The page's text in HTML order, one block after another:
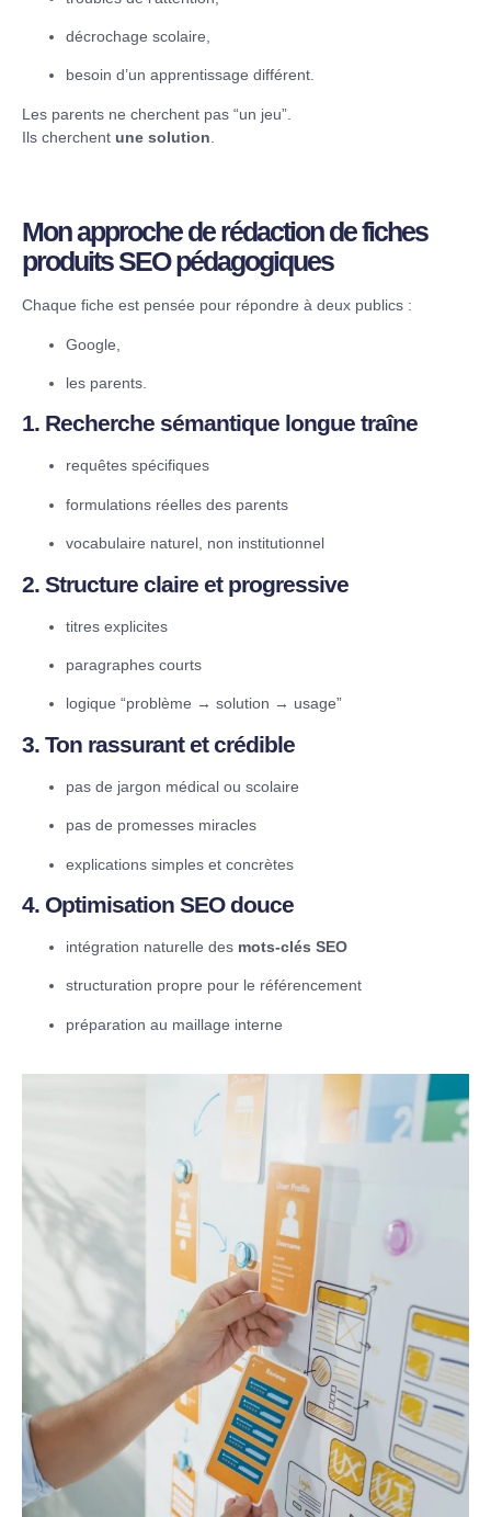
décrochage scolaire,
besoin d’un apprentissage différent.
Les parents ne cherchent pas “un jeu”.
Ils cherchent une solution
Mon approche de rédaction de fiches
produits SEO pédagogiques
Chaque fiche est pensée pour répondre à deux publics :
Google,
les parents.
1. Recherche sémantique longue traîne
requêtes spécifiques
formulations réelles des parents
vocabulaire naturel, non institutionnel
2. Structure claire et progressive
titres explicites
paragraphes courts
logique “problème → solution → usage”
3. Ton rassurant et crédible
pas de jargon médical ou scolaire
pas de promesses miracles
explications simples et concrètes
4. Optimisation SEO douce
intégration naturelle des mots-clés SEO
structuration propre pour le référencement
préparation au maillage interne